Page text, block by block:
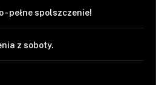
pełne spolszczenie!
z soboty.